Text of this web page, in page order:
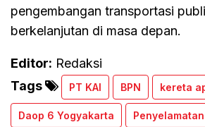
pengembangan transportasi
berkelanjutan di masa depan.
Editor: Redaksi
Tags
PT KAI BPN kereta
Daop 6 Yogyakarta